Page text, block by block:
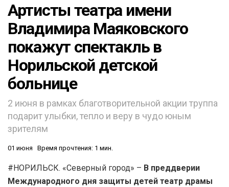
Артисты театра имени
Владимира Маяковского
покажут спектакль в
Норильской детской
больнице
2 июня в рамках благотворительной акции труппа
подарит улыбки, тепло и веру в чудо юным
зрителям
01 июня Время прочтения: 1 мин.
#НОРИЛЬСК. «Северный город» – В преддверии
Международного дня защиты детей театр драмы